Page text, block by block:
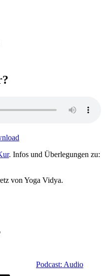
. Infos und Überlegungen zu:
von Yoga Vidya.
Podcast: Audio